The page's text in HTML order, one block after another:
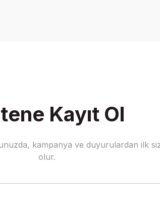
Gönder
Kayıt Ol
kampanya ve duyurulardan ilk
olur.